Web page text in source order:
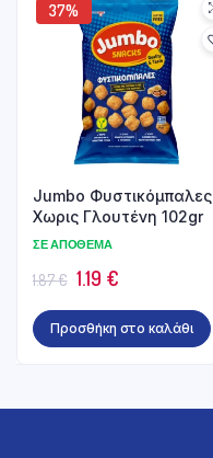
37%
Jumbo Φυστικόμπαλες
Χωρις Γλουτένη 102gr
ΣΕ ΑΠΌΘΕΜΑ
1.87€ Original
price
was:
1.19 €Η
τρέχουσα
τιμή
Προσθήκη στο καλάθι